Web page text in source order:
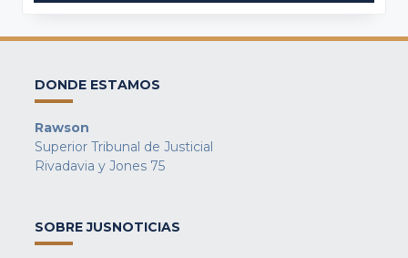
DONDE ESTAMOS
Rawson
Superior Tribunal de Justicial
Rivadavia y Jones 75
SOBRE JUSNOTICIAS